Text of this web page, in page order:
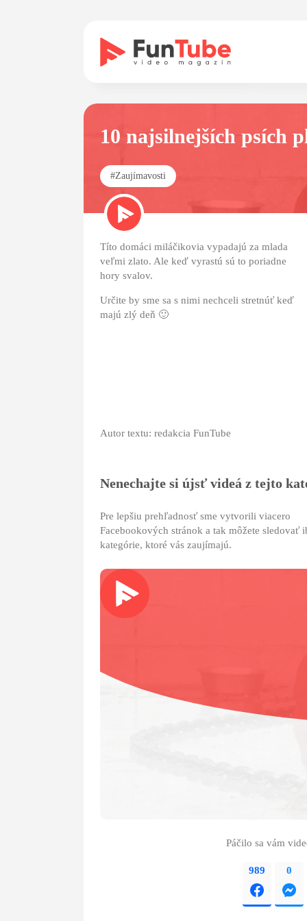
10 najsilnejších psích
#Zaujímavosti
Títo domáci miláčikovia vypadajú za mlada
veľmi zlato. Ale keď vyrastú sú to poriadne
hory svalov.
Určite by sme sa s nimi nechceli stretnúť keď
majú zlý deň 🙂
Autor textu: redakcia FunTube
Nenechajte si újsť videá z tejto
Pre lepšiu prehľadnosť sme vytvorili viacero
Facebookových stránok a tak môžete sledovať
kategórie, ktoré vás zaujímajú.
Páčilo sa vám
989 0